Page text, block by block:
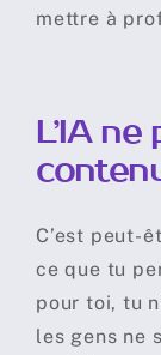
mettre à
L’IA
C’est peut-
ce que tu
pour toi, tu
les gens ne